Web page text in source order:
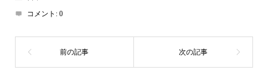
コメント: 0